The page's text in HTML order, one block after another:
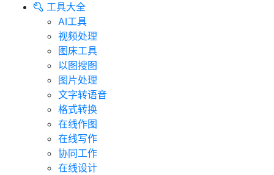
工具大全
AI工具
视频处理
图床工具
以图搜图
图片处理
文字转语音
格式转换
在线作图
在线写作
协同工作
在线设计